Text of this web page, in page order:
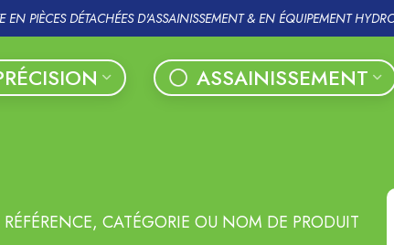
EN PIÈCES DÉTACHÉES D'ASSAINISSEMENT & EN ÉQUIPEMENT
ASSAINISSEMENT
CATÉGORIE OU NOM DE PRODUIT